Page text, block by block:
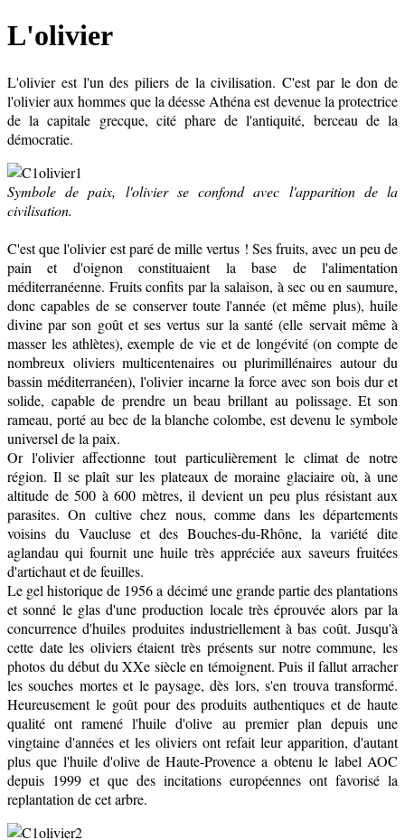
L'olivier
L'olivier est l'un des piliers de la civilisation. C'est par le don de
l'olivier aux hommes que la déesse Athéna est devenue la protectrice
de la capitale grecque, cité phare de l'antiquité, berceau de la
démocratie.
Symbole de paix, l'olivier se confond avec l'apparition de la
civilisation.
C'est que l'olivier est paré de mille vertus ! Ses fruits, avec un peu de
pain et d'oignon constituaient la base de l'alimentation
méditerranéenne. Fruits confits par la salaison, à sec ou en saumure,
donc capables de se conserver toute l'année (et même plus), huile
divine par son goût et ses vertus sur la santé (elle servait même à
masser les athlètes), exemple de vie et de longévité (on compte de
nombreux oliviers multicentenaires ou plurimillénaires autour du
bassin méditerranéen), l'olivier incarne la force avec son bois dur et
solide, capable de prendre un beau brillant au polissage. Et son
rameau, porté au bec de la blanche colombe, est devenu le symbole
universel de la paix.
Or l'olivier affectionne tout particulièrement le climat de notre
région. Il se plaît sur les plateaux de moraine glaciaire où, à une
altitude de 500 à 600 mètres, il devient un peu plus résistant aux
parasites. On cultive chez nous, comme dans les départements
voisins du Vaucluse et des Bouches-du-Rhône, la variété dite
aglandau qui fournit une huile très appréciée aux saveurs fruitées
d'artichaut et de feuilles.
Le gel historique de 1956 a décimé une grande partie des plantations
et sonné le glas d'une production locale très éprouvée alors par la
concurrence d'huiles produites industriellement à bas coût. Jusqu'à
cette date les oliviers étaient très présents sur notre commune, les
photos du début du XXe siècle en témoignent. Puis il fallut arracher
les souches mortes et le paysage, dès lors, s'en trouva transformé.
Heureusement le goût pour des produits authentiques et de haute
qualité ont ramené l'huile d'olive au premier plan depuis une
vingtaine d'années et les oliviers ont refait leur apparition, d'autant
plus que l'huile d'olive de Haute-Provence a obtenu le label AOC
depuis 1999 et que des incitations européennes ont favorisé la
replantation de cet arbre.